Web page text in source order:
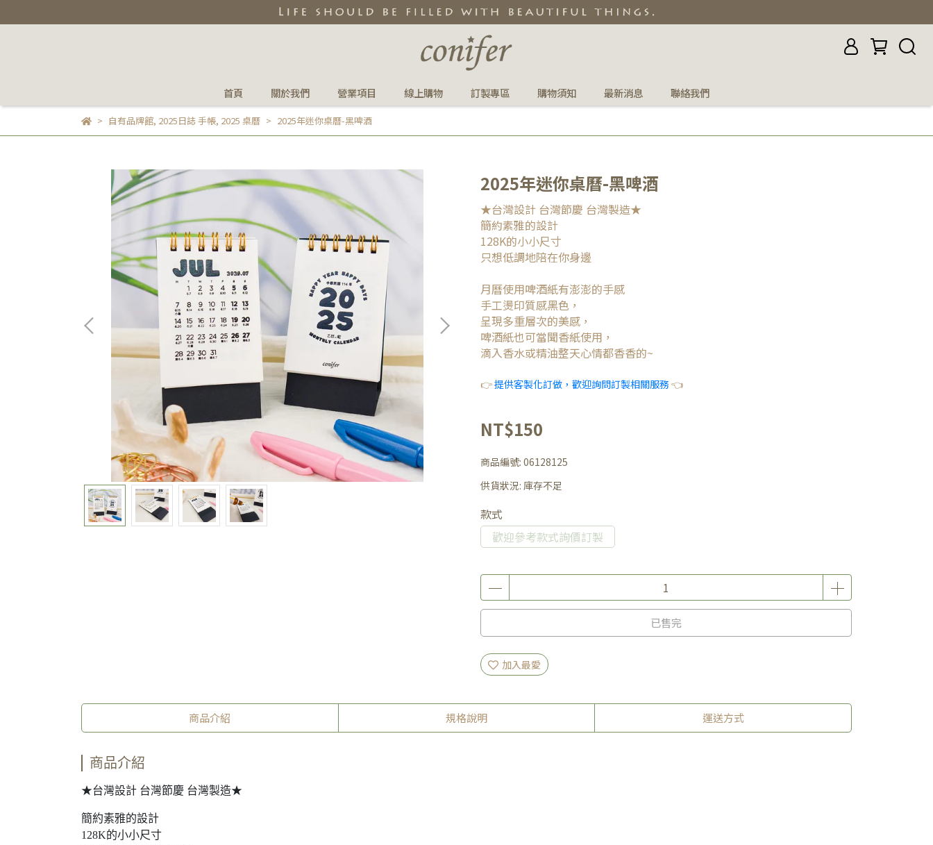
首頁 關於我們 營業項目 線上購物 訂製專區 購物須知 最新消息 聯絡我們
自有品牌館, 2025日誌 手帳, 2025 桌曆 2025年迷你桌曆-黑啤酒
2025年迷你桌曆-黑啤酒
★台灣設計 台灣節慶 台灣製造★
簡約素雅的設計
128K的小小尺寸
只想低調地陪在你身邊
月曆使用啤酒紙有澎澎的手感
手工燙印質感黑色，
呈現多重層次的美感，
啤酒紙也可當聞香紙使用，
滴入香水或精油整天心情都香香的~
👉提供客製化訂做，歡迎詢問訂製相關服務 👈
NT$150
商品編號: 06128125
供貨狀況: 庫存不足
款式
歡迎參考款式詢價訂製
已售完
加入最愛
商品介紹 規格說明 運送方式
商品介紹
★台灣設計 台灣節慶 台灣製造★
簡約素雅的設計
128K的小小尺寸